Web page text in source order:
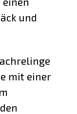
und
mit einer